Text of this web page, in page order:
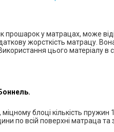
прошарок у матрацах, може
жорсткість матрацу.
цього матеріалу в
блоці кількість пружин
по всій поверхні матраца